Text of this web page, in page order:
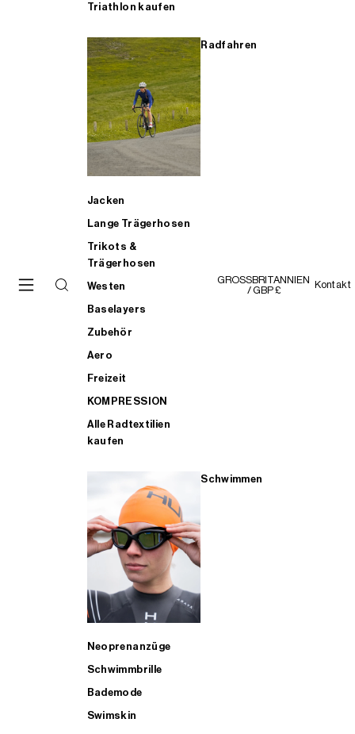
Triathlon kaufen
Radfahren
Jacken
Lange Trägerhosen
Trikots &
Trägerhosen
Westen
Baselayers
Zubehör
Aero
Freizeit
KOMPRESSION
Alle Radtextilien
kaufen
Schwimmen
Neoprenanzüge
Schwimmbrille
Bademode
Swimskin
GROSSBRITANNIEN
/ GBP £
Kontakt